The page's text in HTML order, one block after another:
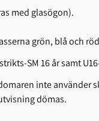
med glasögon).
grön, blå och
SM 16 år samt
inte använder
dömas.